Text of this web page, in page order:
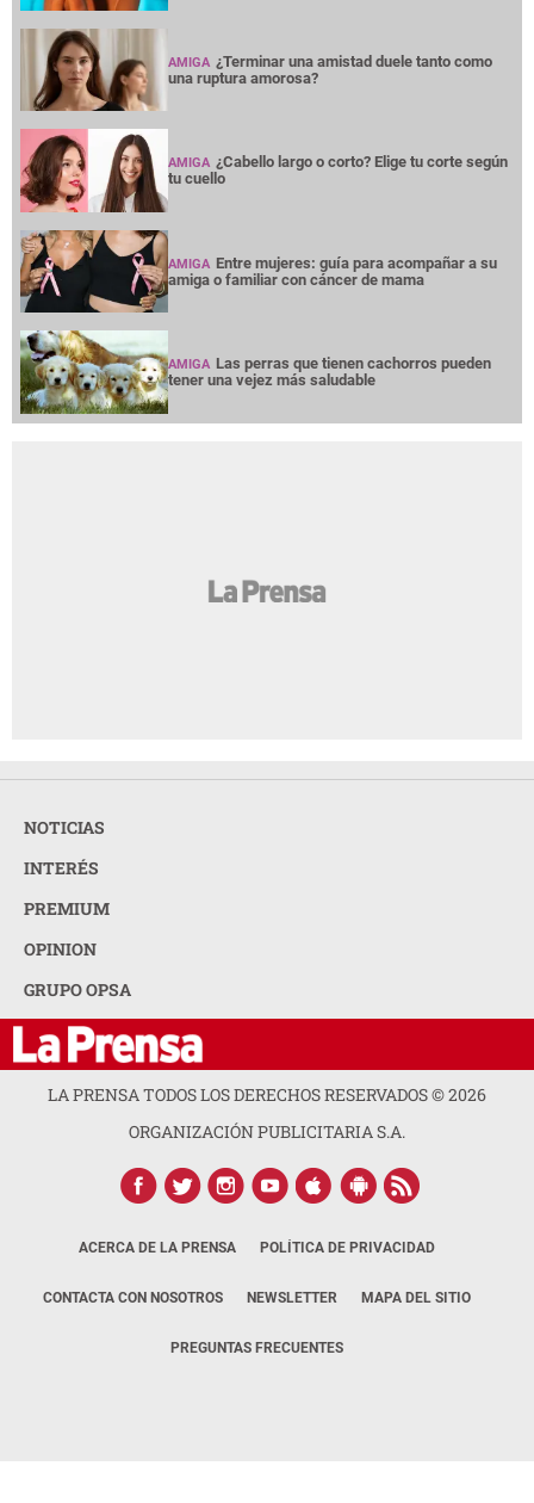
AMIGA ¿Terminar una amistad duele tanto como
una ruptura amorosa?
AMIGA ¿Cabello largo o corto? Elige tu corte según
tu cuello
AMIGA Entre mujeres: guía para acompañar a su
amiga o familiar con cáncer de mama
AMIGA Las perras que tienen cachorros pueden
tener una vejez más saludable
NOTICIAS
INTERÉS
PREMIUM
OPINION
GRUPO OPSA
LA PRENSA TODOS LOS DERECHOS RESERVADOS ©2026
ORGANIZACIÓN PUBLICITARIA S.A.
ACERCA DE LA PRENSA POLÍTICA DE PRIVACIDAD
CONTACTA CON NOSOTROS NEWSLETTER MAPA DEL SITIO
PREGUNTAS FRECUENTES